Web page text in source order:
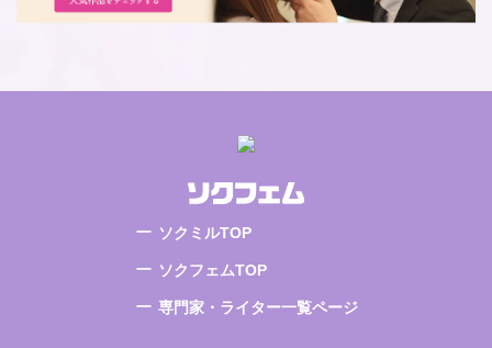
ソクミルTOP
ソクフェムTOP
専門家・ライター一覧ページ